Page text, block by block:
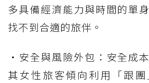
多具備經濟能力與時間的單
找不到合適的旅伴。
・安全與風險外包：安全成
其女性旅客傾向利用「跟